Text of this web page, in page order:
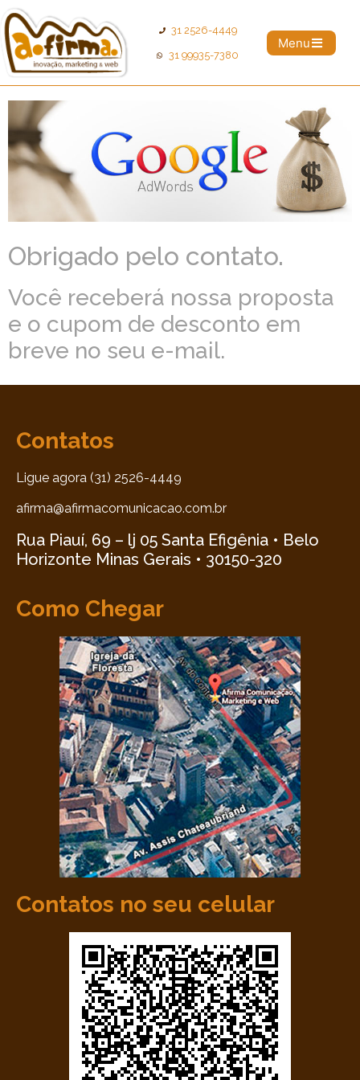
31 2526-4449
31 99935-7380
Menu
Obrigado pelo contato.
Você receberá nossa proposta
e o cupom de desconto em
breve no seu e-mail.
Contatos
Ligue agora (31) 2526-4449
afirma@afirmacomunicacao.com.br
Rua Piauí, 69 – lj 05 Santa Efigênia • Belo
Horizonte Minas Gerais • 30150-320
Como Chegar
Contatos no seu celular